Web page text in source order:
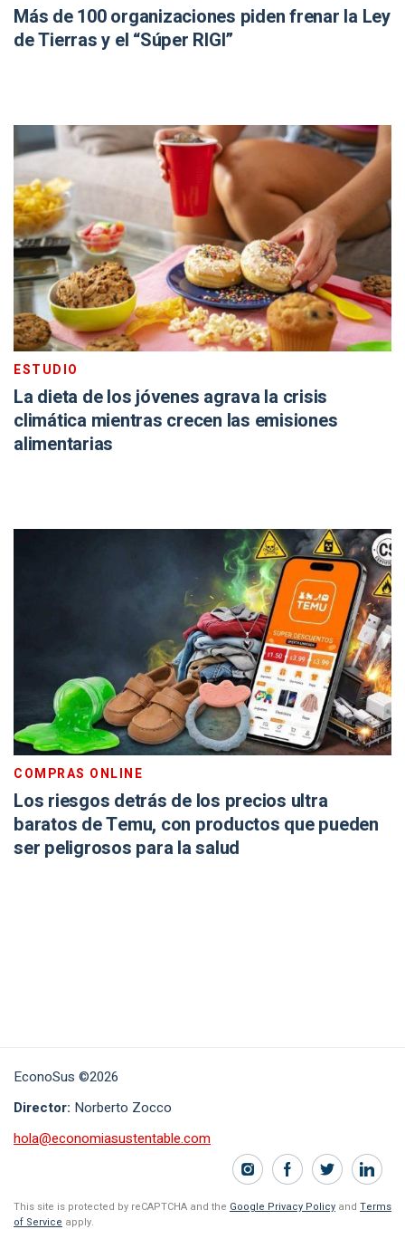
Más de 100 organizaciones piden frenar la Ley
de Tierras y el “Súper RIGI”
ESTUDIO
La dieta de los jóvenes agrava la crisis
climática mientras crecen las emisiones
alimentarias
COMPRAS ONLINE
Los riesgos detrás de los precios ultra
baratos de Temu, con productos que pueden
ser peligrosos para la salud
EconoSus ©2026
Director: Norberto Zocco
hola@economiasustentable.com
This site is protected by reCAPTCHA and the Google Privacy Policy and Terms
of Service apply.